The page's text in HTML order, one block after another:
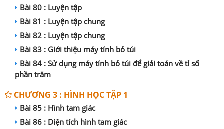
Bài 80 : Luyện tập
Bài 81 : Luyện tập chung
Bài 82 : Luyện tập chung
Bài 83 : Giới thiệu máy tính bỏ túi
Bài 84 : Sử dụng máy tính bỏ túi để giải toán về tỉ số
phần trăm
CHƯƠNG 3 : HÌNH HỌC TẬP 1
Bài 85 : Hình tam giác
Bài 86 : Diện tích hình tam giác